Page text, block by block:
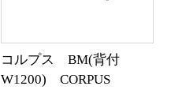
コルプス BM(背付
W1200) CORPUS